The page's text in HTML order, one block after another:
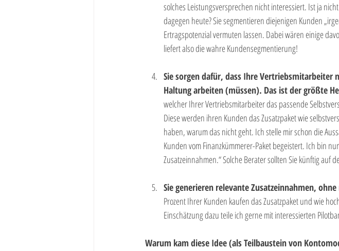
solches Leistungsversprechen nicht interessiert. Ist ja
dagegen heute? Sie segmentieren diejenigen Kunden
Ertragspotenzial vermuten lassen. Dabei wären einige
liefert also die wahre Kundensegmentierung!
Sie sorgen dafür, dass Ihre Vertriebsmitarbeiter
Haltung arbeiten (müssen). Das ist der größte
welcher Ihrer Vertriebsmitarbeiter das passende
Diese werden ihren Kunden das Zusatzpaket wie
haben, warum das nicht geht. Ich stelle mir schon die
Kunden vom Finanzkümmerer-Paket begeistert. Ich bin
Zusatzeinnahmen.“ Solche Berater sollten Sie künftig auf
Sie generieren relevante Zusatzeinnahmen,
Prozent Ihrer Kunden kaufen das Zusatzpaket und wie
Einschätzung dazu teile ich gerne mit interessierten
Warum kam diese Idee (als Teilbaustein von